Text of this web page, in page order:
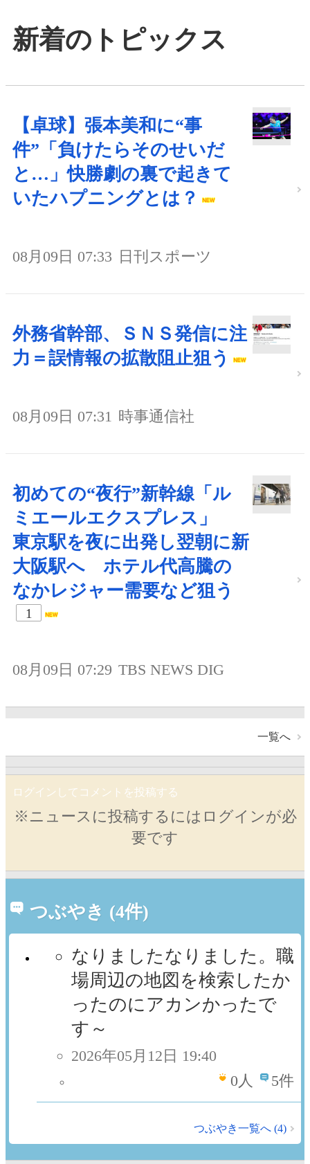
新着のトピックス
【卓球】張本美和に“事
件”「負けたらそのせいだ
と…」快勝劇の裏で起きて
いたハプニングとは？
08月09日 07:33 日刊スポーツ
外務省幹部、ＳＮＳ発信に注
力＝誤情報の拡散阻止狙う
08月09日 07:31 時事通信社
初めての“夜行”新幹線「ル
ミエールエクスプレス」
東京駅を夜に出発し翌朝に新
大阪駅へ ホテル代高騰の
なかレジャー需要など狙う
1
08月09日 07:29 TBS NEWS DIG
一覧へ
ログインしてコメントを投稿する
※ニュースに投稿するにはログインが必
要です
つぶやき (4件)
なりましたなりました。職
場周辺の地図を検索したか
ったのにアカンかったで
す～
2026年05月12日 19:40
0人 5件
つぶやき一覧へ (4)